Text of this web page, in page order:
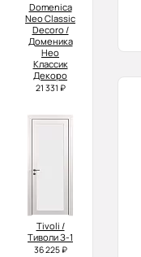
Domenica
Neo Classic
Decoro /
Доменика
Нео
Классик
Декоро
21 331 ₽
Tivoli /
Тиволи З-1
36 225 ₽